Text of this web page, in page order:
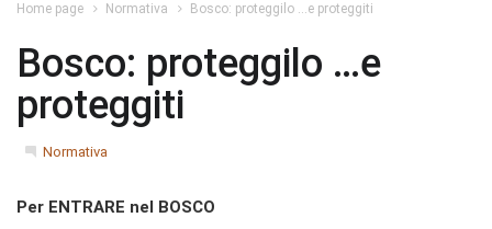
Home page Normativa Bosco: proteggilo …e proteggiti
Bosco: proteggilo …e
proteggiti
Normativa
Per ENTRARE nel BOSCO